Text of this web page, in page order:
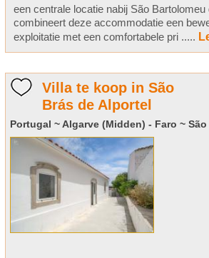
een centrale locatie nabij São
combineert deze accommodatie een
exploitatie met een comfortabele pri .....
Villa te koop in São
Brás de Alportel
Portugal ~ Algarve (Midden) - Faro ~